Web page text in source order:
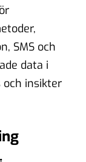
SMS och
data i
insikter